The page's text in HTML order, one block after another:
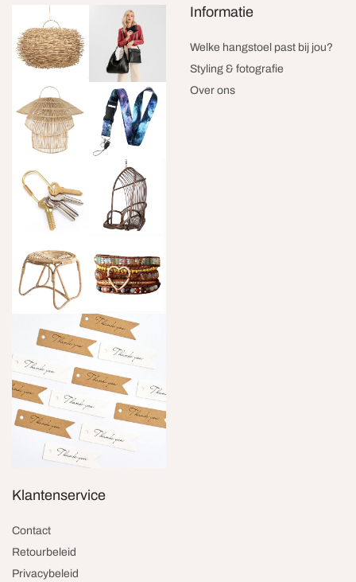
Informatie
Welke hangstoel past bij jou?
Styling & fotografie
Over ons
Klantenservice
Contact
Retourbeleid
Privacybeleid